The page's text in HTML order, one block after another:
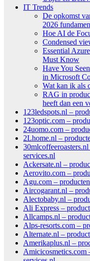
IT Trends
De opkomst
2026
Hoe AI de
Condensed
Essential
Must Know
Have You
in Microsoft
Wat kan ik als
RAG in
heeft dan een
123ledspots.nl –
123optic.com –
24uomo.com –
2Lhome.nl –
services.nl
Ackersate.nl –
Aerovito.com –
Agu.com –
Aircogarant.nl –
Alectobaby.nl –
Ali Express –
Allcamps.nl –
Alps-resorts.com –
Alternate.nl –
Amerikaplus.nl –
Amicicosmetics.com